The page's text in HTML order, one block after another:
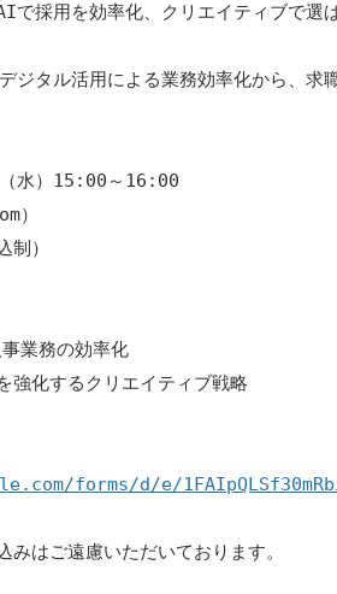
で採用を効率化、クリエイティブで選
ジタル活用による業務効率化から、求
水）15:00～16:00
）
制）
業務の効率化
強化するクリエイティブ戦略
forms/d/e/
はご遠慮いただいております。